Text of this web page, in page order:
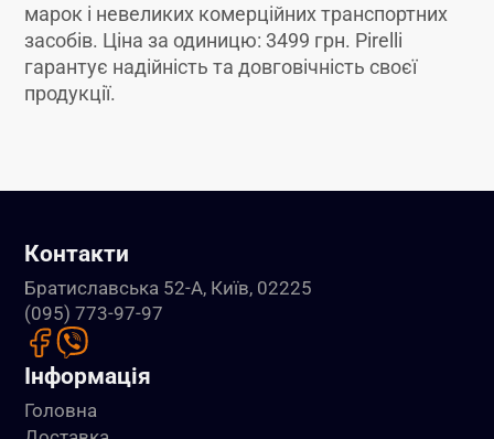
марок і невеликих комерційних транспортних
засобів. Ціна за одиницю: 3499 грн. Pirelli
гарантує надійність та довговічність своєї
продукції.
Контакти
Братиславська 52-А, Київ, 02225
(095) 773-97-97
Інформація
Головна